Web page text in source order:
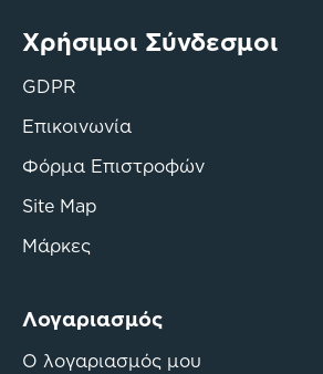
Χρήσιμοι Σύνδεσμοι
GDPR
Επικοινωνία
Φόρμα Επιστροφών
Site Map
Μάρκες
Λογαριασμός
Ο λογαριασμός μου